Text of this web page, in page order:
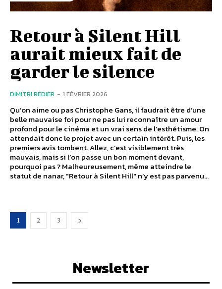
Retour à Silent Hill
aurait mieux fait de
garder le silence
DIMITRI REDIER - 1 FÉVRIER 2026
Qu’on aime ou pas Christophe Gans, il faudrait être d’une
belle mauvaise foi pour ne pas lui reconnaître un amour
profond pour le cinéma et un vrai sens de l’esthétisme. On
attendait donc le projet avec un certain intérêt. Puis, les
premiers avis tombent. Allez, c’est visiblement très
mauvais, mais si l’on passe un bon moment devant,
pourquoi pas ? Malheureusement, même atteindre le
statut de nanar, "Retour à Silent Hill" n’y est pas parvenu…
1 2 3
Newsletter